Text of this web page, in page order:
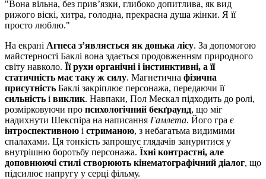
"Вона вільна, без прив’язки, глибоко допитлива, як вид
рижого віскі, хитра, голодна, прекрасна душа жінки. Я її
просто люблю."
На екрані Агнеса з’являється як донька лісу. За допомогою
майстерності Баклі вона здається продовженням природного
світу навколо. Її рухи органічні і інстинктивні, а її
статичність має таку ж силу. Магнетична фізична
присутність Баклі закріплює персонажа, передаючи її
сильність і виклик. Навпаки, Пол Мескал підходить до ролі,
розмірковуючи про психологічний бекґраунд, що міг
надихнути Шекспіра на написання Гамлета. Його гра є
інтроспективною і стриманою, з небагатьма видимими
спалахами. Ця тонкість запрошує глядачів зануритися у
внутрішню боротьбу персонажа. Їхні контрастні, але
доповнюючі стилі створюють кінематографічний діалог, що
підсилює напругу у серці фільму.